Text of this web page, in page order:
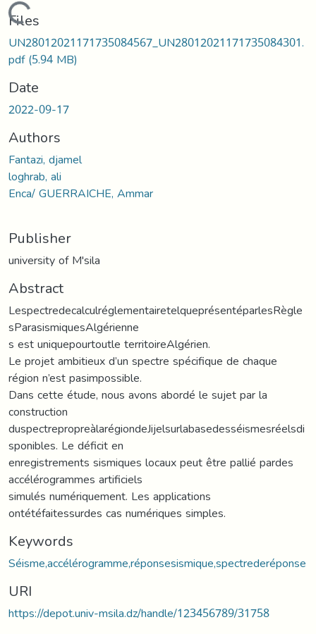
Loading...
Files
UN28012021171735084567_UN28012021171735084301.
pdf(5.94 MB)
Date
2022-09-17
Authors
Fantazi, djamel
loghrab, ali
Enca/ GUERRAICHE, Ammar
Publisher
university of M'sila
Abstract
LespectredecalculréglementairetelqueprésentéparlesRègle
sParasismiquesAlgérienne
s est uniquepourtoutle territoireAlgérien.
Le projet ambitieux d’un spectre spécifique de chaque
région n’est pasimpossible.
Dans cette étude, nous avons abordé le sujet par la
construction
duspectrepropreàlarégiondeJijelsurlabasedesséismesréelsdi
sponibles. Le déficit en
enregistrements sismiques locaux peut être pallié pardes
accélérogrammes artificiels
simulés numériquement. Les applications
ontétéfaitessurdes cas numériques simples.
Keywords
Séisme,accélérogramme,réponsesismique,spectrederéponse
URI
https://depot.univ-msila.dz/handle/123456789/31758